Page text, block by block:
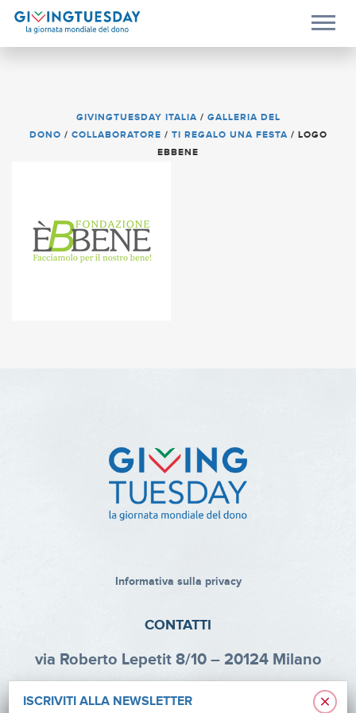
GIVINGTUESDAY ITALIA / GALLERIA DEL
DONO / COLLABORATORE / TI REGALO UNA FESTA / LOGO
EBBENE
Informativa sulla privacy
CONTATTI
via Roberto Lepetit 8/10 – 20124 Milano
×
ISCRIVITI ALLA NEWSLETTER